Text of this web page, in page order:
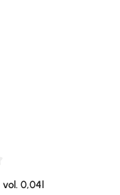
von 5 Sternen
vol. 0,04l